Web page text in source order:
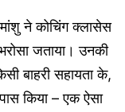
ने कोचिंग क्लासेस
जताया। उनकी
बाहरी सहायता के,
पास किया – एक ऐसा